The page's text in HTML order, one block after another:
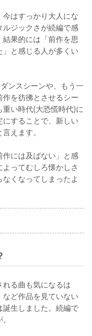
はすっかり大人にな
ジックさが続編で感
果的には「前作を思
と感じる人が多くい
ンスシーンや、もう一
を彷彿とさせるシー
い時代(大恐慌時代)に
することで、新しい
えます。
には及ばない」と感
ってむしろ懐かしさ
くなってしまったよ
る曲も気になるは
ど作品を見ていない
生しました。続編で